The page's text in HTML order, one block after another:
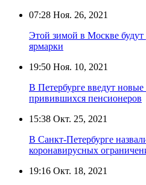
07:28 Ноя. 26, 2021
Этой зимой в Москве будут
ярмарки
19:50 Ноя. 10, 2021
В Петербурге введут
привившихся пенсионеров
15:38 Окт. 25, 2021
В Санкт-Петербурге
коронавирусных
19:16 Окт. 18, 2021